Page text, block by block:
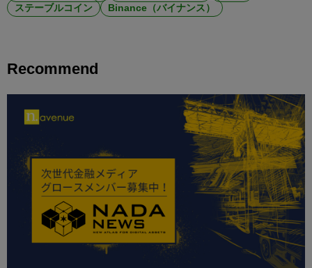
ステーブルコイン
Binance（バイナンス）
Recommend